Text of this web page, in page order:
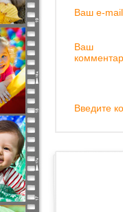
Ваш e-
Ваш
Введите